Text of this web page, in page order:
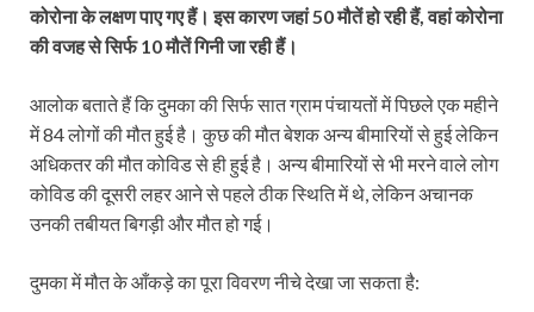
कोरोना के लक्षण पाए गए हैं। इस कारण जहां 50 मौतें हो रही हैं, वहां कोरोना
की वजह से सिर्फ 10 मौतें गिनी जा रही हैं।
आलोक बताते हैं कि दुमका की सिर्फ सात ग्राम पंचायतों में पिछले एक महीने
में 84 लोगों की मौत हुई है। कुछ की मौत बेशक अन्‍य बीमारियों से हुई लेकिन
अधिकतर की मौत कोविड से ही हुई है। अन्य बीमारियों से भी मरने वाले लोग
कोविड की दूसरी लहर आने से पहले ठीक स्थिति में थे, लेकिन अचानक
उनकी तबीयत बिगड़ी और मौत हो गई।
दुमका में मौत के आँकड़े का पूरा विवरण नीचे देखा जा सकता है: